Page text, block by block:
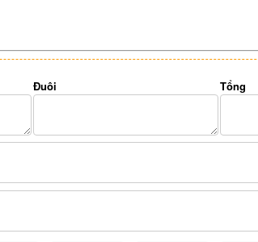
Đuôi Tổng